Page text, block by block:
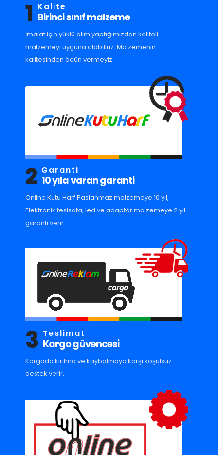
1 Kalite
Birinci sınıf malzeme
İmalat için yüklü alım yaptığımızdan kaliteli
malzemeyi uyguna alabiliriz. Malzemenin
kalitesinden ödün vermeyiz.
2 Garanti
10 yıla varan garanti
Online Kutu Harf Paslanmaz malzemeye 10 yıl,
Elektronik tesisata, led ve adaptör malzemeye 2 yıl
garanti verir.
3 Teslimat
Kargo güvencesi
Kargoda kırılma ve kaybolmaya karşı koşulsuz
destek verir.